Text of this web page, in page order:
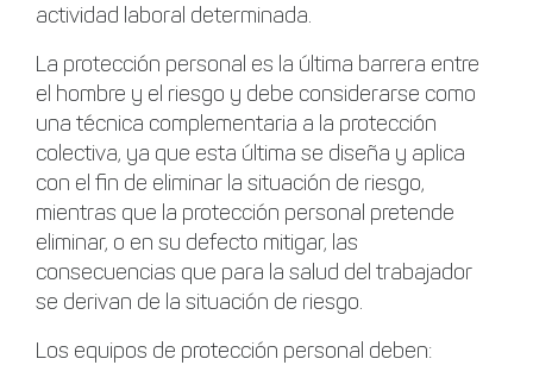
actividad laboral determinada.
La protección personal es la última barrera entre
el hombre y el riesgo y debe considerarse como
una técnica complementaria a la protección
colectiva, ya que esta última se diseña y aplica
con el fin de eliminar la situación de riesgo,
mientras que la protección personal pretende
eliminar, o en su defecto mitigar, las
consecuencias que para la salud del trabajador
se derivan de la situación de riesgo.
Los equipos de protección personal deben: